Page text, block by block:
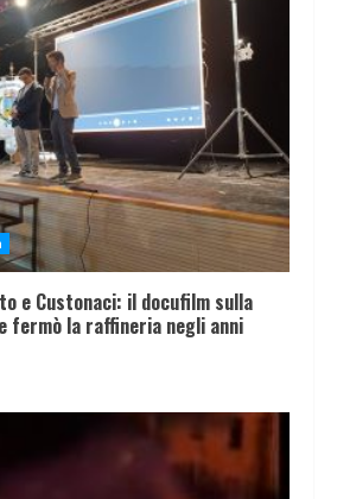
e Custonaci: il docufilm sulla
fermò la raffineria negli anni